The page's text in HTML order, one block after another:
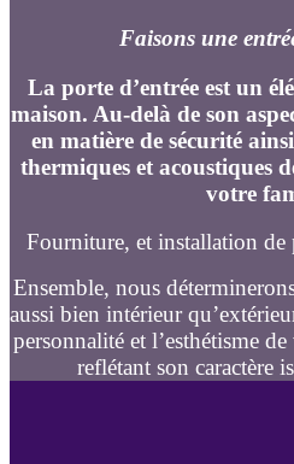
Faisons une
La porte d’entrée est un
maison. Au-delà de son
en matière de sécurité
thermiques et acoustiques
votre
Fourniture, et installation de
Ensemble, nous
aussi bien intérieur
personnalité et l’esthétisme
reflétant son caractère